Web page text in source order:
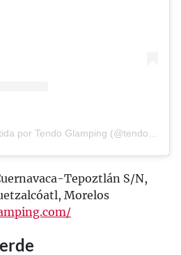
Una publicación compartida por Tendo Glamping (@tendoglamping)
Tepoztlán S/N,
Morelos